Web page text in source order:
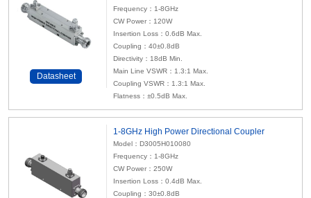
Datasheet
Frequency：1-8GHz
CW Power：120W
Insertion Loss：0.6dB Max.
Coupling：40±0.8dB
Directivity：18dB Min.
Main Line VSWR：1.3:1 Max.
Coupling VSWR：1.3:1 Max.
Flatness：±0.5dB Max.
1-8GHz High Power Directional Coupler
Model：D3005H010080
Frequency：1-8GHz
CW Power：250W
Insertion Loss：0.4dB Max.
Coupling：30±0.8dB